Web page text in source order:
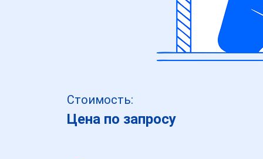
Стоимость:
Цена по запросу